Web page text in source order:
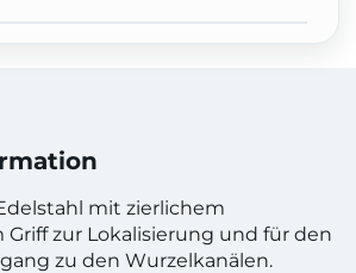
mit zierlichem
zur Lokalisierung und für den
zu den Wurzelkanälen.